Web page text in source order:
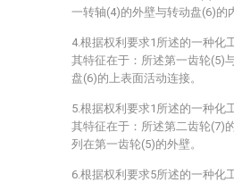
一转轴(4)的外壁与转动盘(6)的
4.根据权利要求1所述的一种化
其特征在于：所述第一齿轮(5)
盘(6)的上表面活动连接。
5.根据权利要求1所述的一种化
其特征在于：所述第二齿轮(7)
列在第一齿轮(5)的外壁。
6.根据权利要求5所述的一种化